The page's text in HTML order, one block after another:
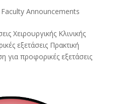
Faculty Announcements
Χειρουργικής Κλινικής
εξετάσεις Πρακτική
για προφορικές εξετάσεις